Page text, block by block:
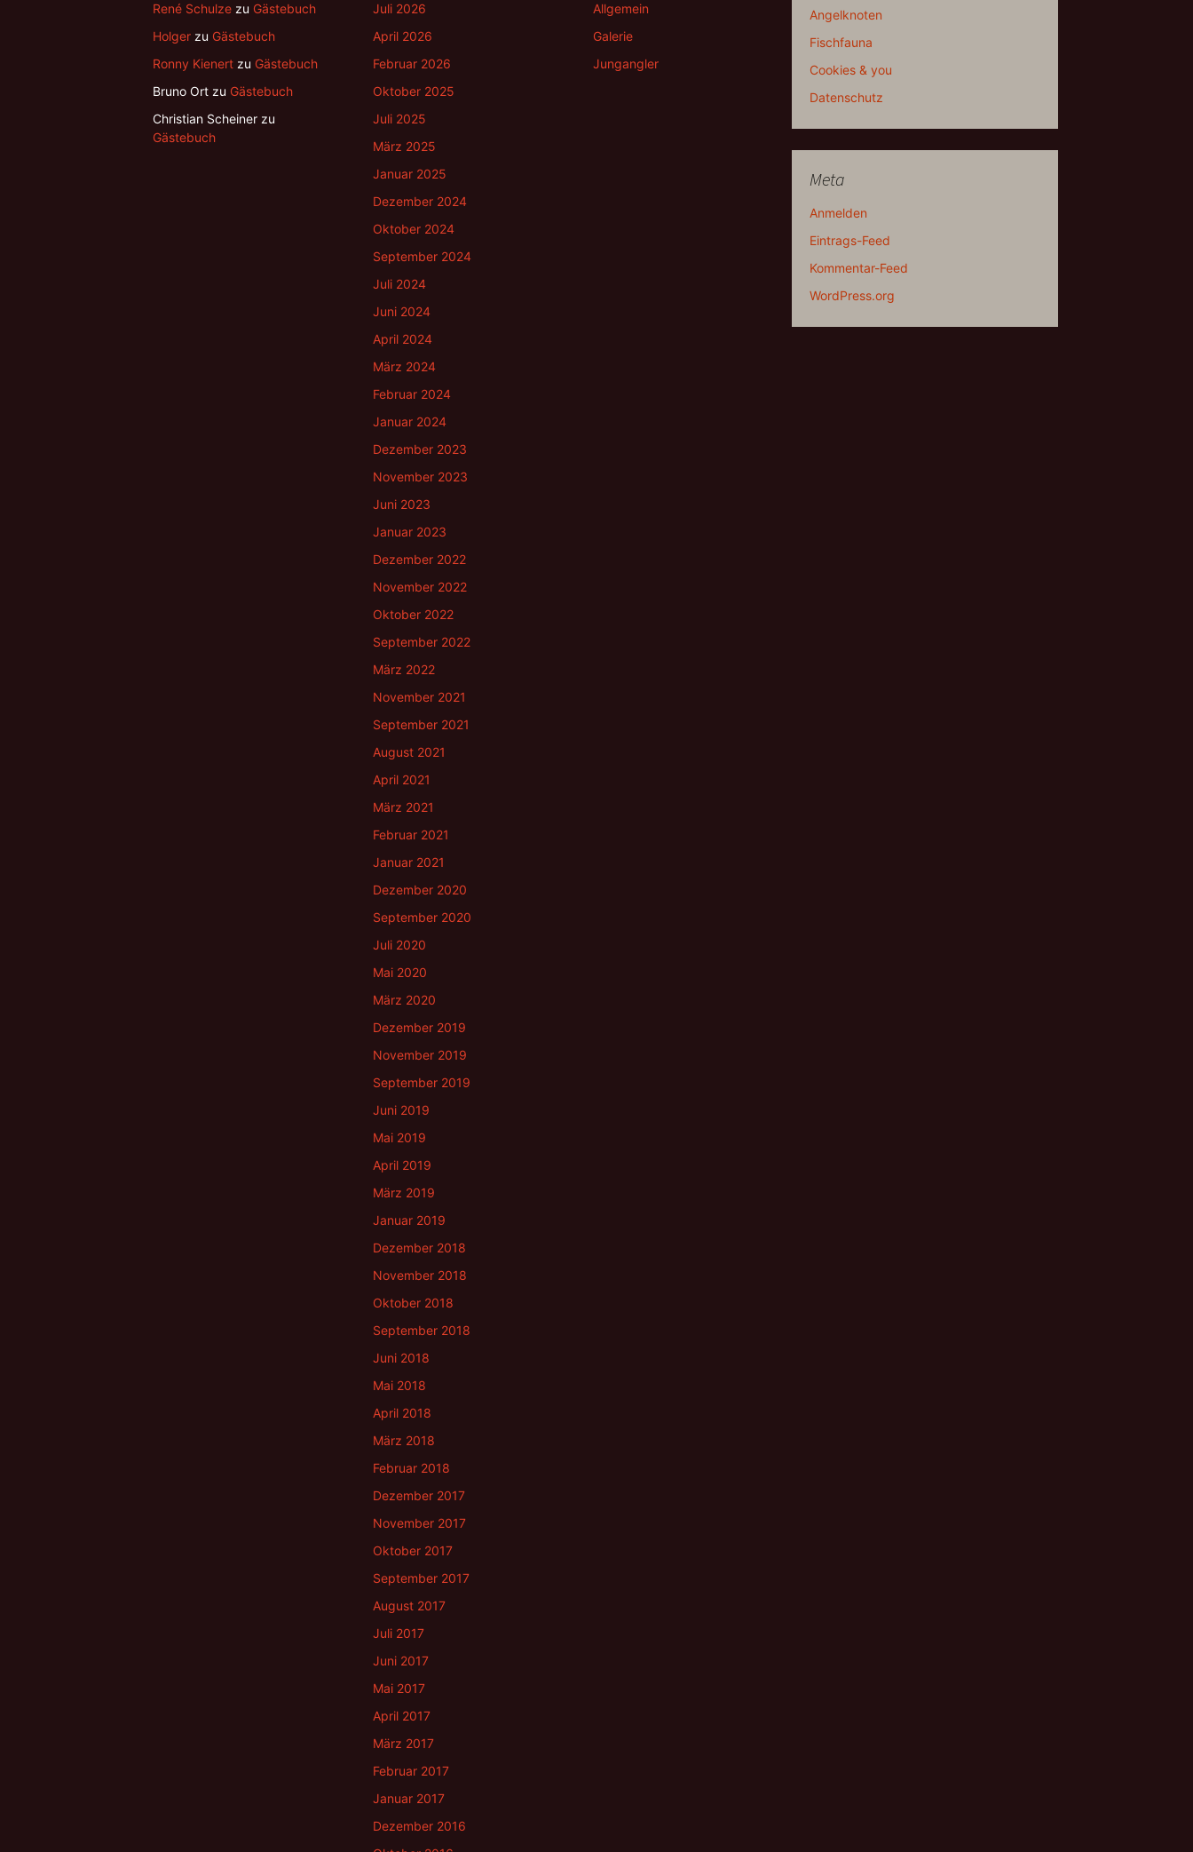
Angelknoten
Fischfauna
Cookies & you
Datenschutz
Meta
Anmelden
Eintrags-Feed
Kommentar-Feed
WordPress.org
René Schulze zu Gästebuch
Holger zu Gästebuch
Ronny Kienert zu Gästebuch
Bruno Ort zu Gästebuch
Christian Scheiner zu
Gästebuch
Juli 2026
April 2026
Februar 2026
Oktober 2025
Juli 2025
März 2025
Januar 2025
Dezember 2024
Oktober 2024
September 2024
Juli 2024
Juni 2024
April 2024
März 2024
Februar 2024
Januar 2024
Dezember 2023
November 2023
Juni 2023
Januar 2023
Dezember 2022
November 2022
Oktober 2022
September 2022
März 2022
November 2021
September 2021
August 2021
April 2021
März 2021
Februar 2021
Januar 2021
Dezember 2020
September 2020
Juli 2020
Mai 2020
März 2020
Dezember 2019
November 2019
September 2019
Juni 2019
Mai 2019
April 2019
März 2019
Januar 2019
Dezember 2018
November 2018
Oktober 2018
September 2018
Juni 2018
Mai 2018
April 2018
März 2018
Februar 2018
Dezember 2017
November 2017
Oktober 2017
September 2017
August 2017
Juli 2017
Juni 2017
Mai 2017
April 2017
März 2017
Februar 2017
Januar 2017
Dezember 2016
Allgemein
Galerie
Jungangler